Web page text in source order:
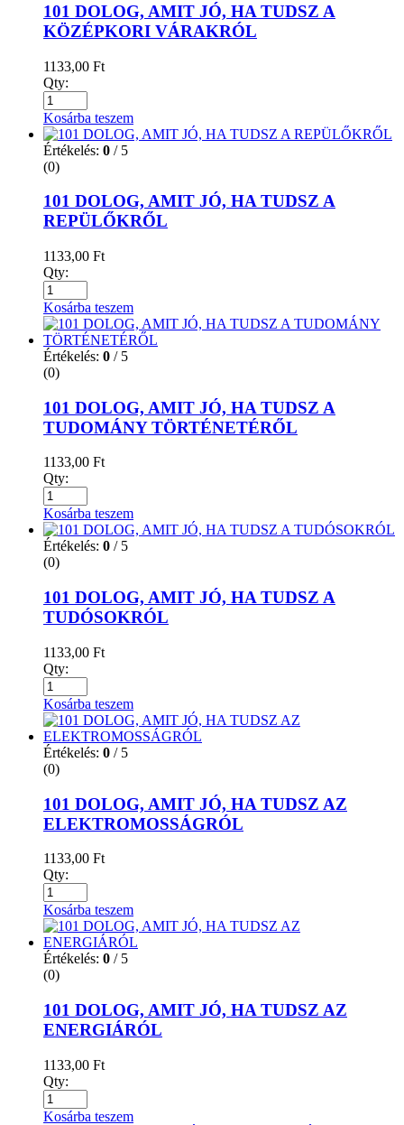
101 DOLOG, AMIT JÓ, HA TUDSZ A
KÖZÉPKORI VÁRAKRÓL
1133,00 Ft
Qty:
Kosárba teszem
Értékelés: 0 / 5
(0)
101 DOLOG, AMIT JÓ, HA TUDSZ A
REPÜLŐKRŐL
1133,00 Ft
Qty:
Kosárba teszem
Értékelés: 0 / 5
(0)
101 DOLOG, AMIT JÓ, HA TUDSZ A
TUDOMÁNY TÖRTÉNETÉRŐL
1133,00 Ft
Qty:
Kosárba teszem
Értékelés: 0 / 5
(0)
101 DOLOG, AMIT JÓ, HA TUDSZ A
TUDÓSOKRÓL
1133,00 Ft
Qty:
Kosárba teszem
Értékelés: 0 / 5
(0)
101 DOLOG, AMIT JÓ, HA TUDSZ AZ
ELEKTROMOSSÁGRÓL
1133,00 Ft
Qty:
Kosárba teszem
Értékelés: 0 / 5
(0)
101 DOLOG, AMIT JÓ, HA TUDSZ AZ
ENERGIÁRÓL
1133,00 Ft
Qty:
Kosárba teszem